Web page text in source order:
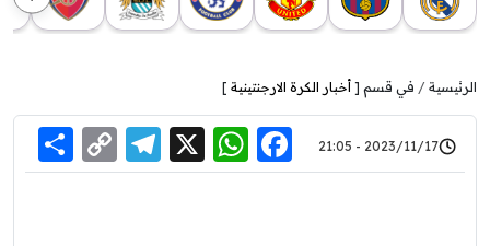
الرئيسية في قسم [ أخبار الكرة الارجنتينية ]
2023/11/17 - 21:05
Facebook
WhatsApp
X
Link